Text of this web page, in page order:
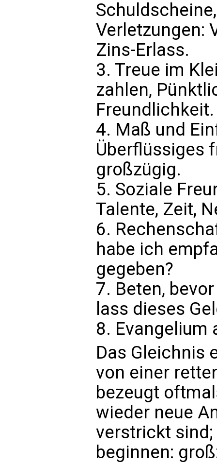
Verletzungen:
Zins-Erlass.
3. Treue im
zahlen,
Freundlichkeit.
4. Maß und
Überflüssiges
großzügig.
5. Soziale
Talente, Zeit,
6.
habe ich
gegeben?
7. Beten,
lass dieses
8. Evangelium
Das Gleichnis
von einer
bezeugt
wieder neue
verstrickt
beginnen: